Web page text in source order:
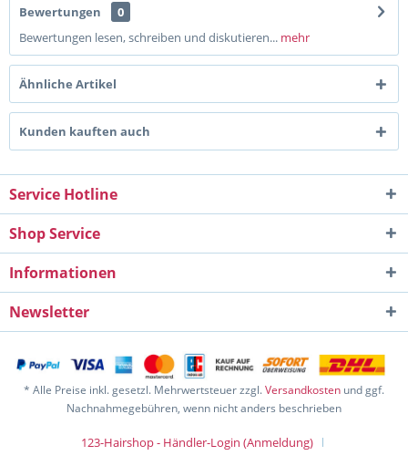
Bewertungen
0
Bewertungen lesen, schreiben und diskutieren... mehr
Ähnliche Artikel
Kunden kauften auch
Service Hotline
Shop Service
Informationen
Newsletter
* Alle Preise inkl. gesetzl. Mehrwertsteuer zzgl.Versandkosten und ggf.
Nachnahmegebühren, wenn nicht anders beschrieben
123-Hairshop - Händler-Login (Anmeldung)